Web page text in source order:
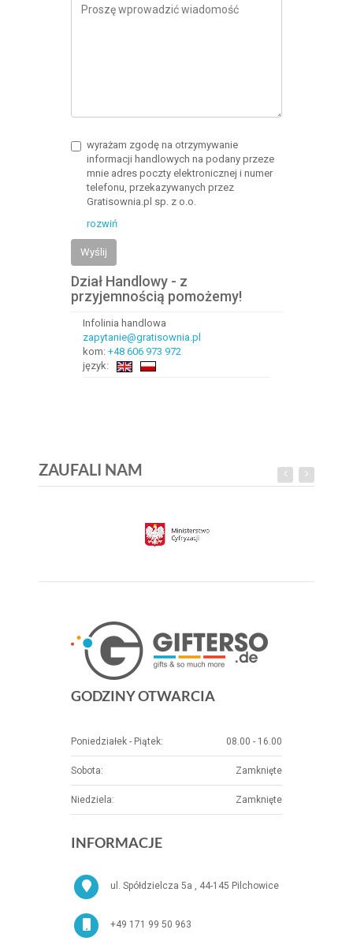
wyrażam zgodę na otrzymywanie
informacji handlowych na podany przeze
mnie adres poczty elektronicznej i numer
telefonu, przekazywanych przez
Gratisownia.pl sp. z o.o.
rozwiń
Wyślij
Dział Handlowy - z
przyjemnością pomożemy!
Infolinia handlowa
zapytanie@gratisownia.pl
kom: +48 606 973 972
język:
ZAUFALI NAM
GODZINY OTWARCIA
Poniedziałek - Piątek: 08.00 - 16.00
Sobota: Zamknięte
Niedziela: Zamknięte
INFORMACJE
ul. Spółdzielcza 5a , 44-145 Pilchowice
+49 171 99 50 963